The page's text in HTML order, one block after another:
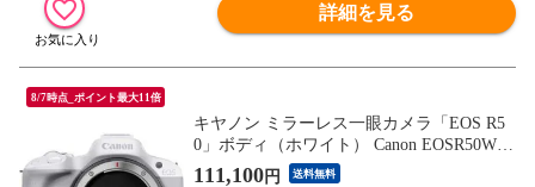
詳細を見る
8/7時点_ポイント最大11倍
キヤノン ミラーレス一眼カメラ「EOS R5
0」ボディ（ホワイト） Canon EOSR50WH
【返品種別A】
111,100円 送料無料